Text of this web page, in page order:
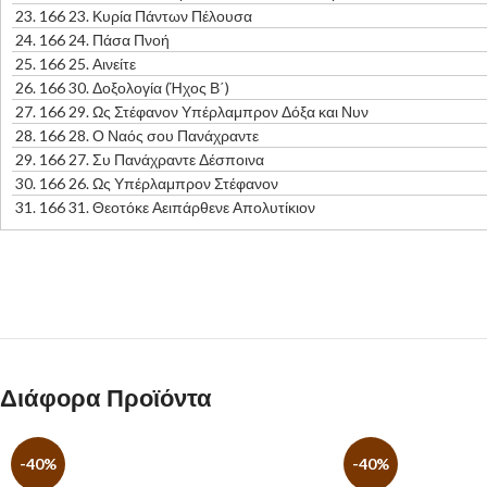
23. 166 23. Κυρία Πάντων Πέλουσα
24. 166 24. Πάσα Πνοή
25. 166 25. Αινείτε
26. 166 30. Δοξολογία (Ήχος Β΄)
27. 166 29. Ως Στέφανον Υπέρλαμπρον Δόξα και Νυν
28. 166 28. Ο Ναός σου Πανάχραντε
29. 166 27. Συ Πανάχραντε Δέσποινα
30. 166 26. Ως Υπέρλαμπρον Στέφανον
31. 166 31. Θεοτόκε Αειπάρθενε Απολυτίκιον
Διάφορα Προϊόντα
-40% -40%